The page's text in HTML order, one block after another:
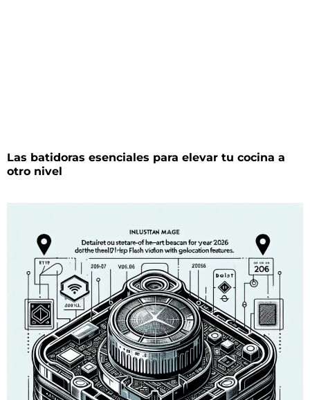
Las batidoras esenciales para elevar tu cocina a
otro nivel